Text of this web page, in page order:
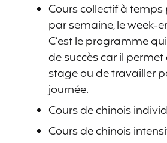
Cours collectif à temps
par semaine, le week-
C’est le programme
de succès car il permet
stage ou de travailler
journée.
Cours de chinois
Cours de chinois